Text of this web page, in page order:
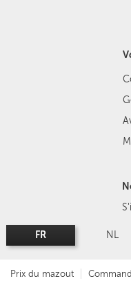
FR NL
Prix du mazout